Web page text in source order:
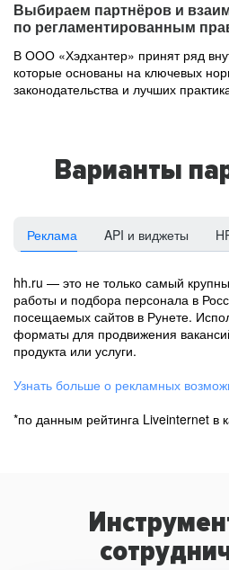
Выбираем партнёров и
по регламентированным
В ООО «Хэдхантер» принят ряд
которые основаны на ключевых
законодательства и лучших
Варианты
Реклама API и виджеты
hh.ru — это не только самый
работы и подбора персонала в
посещаемых сайтов в Рунете.
форматы для продвижения
продукта или услуги.
Узнать больше о рекламных
*по данным рейтинга Liveinternet в